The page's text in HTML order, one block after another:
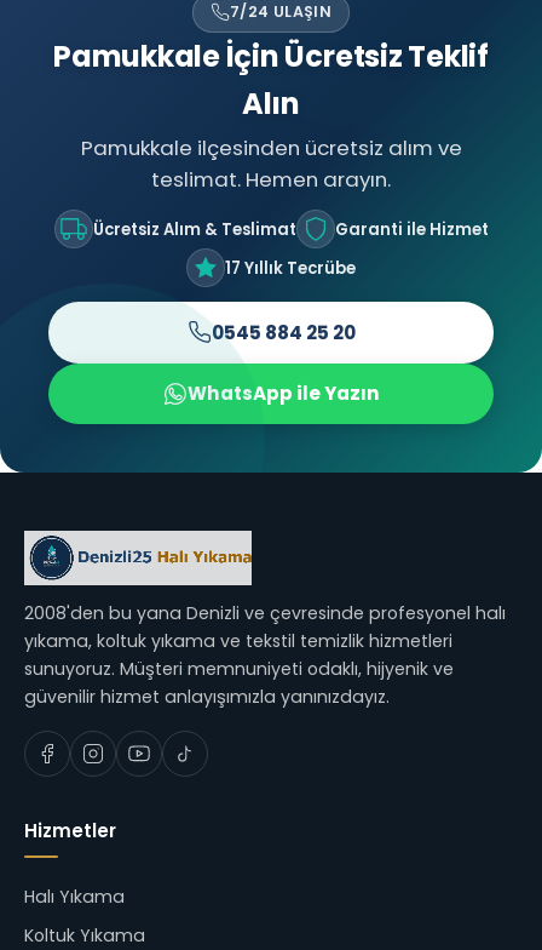
7/24 ULAŞIN
Pamukkale İçin Ücretsiz Teklif
Alın
Pamukkale ilçesinden ücretsiz alım ve
teslimat. Hemen arayın.
Ücretsiz Alım & Teslimat
Garanti ile Hizmet
17 Yıllık Tecrübe
0545 884 25 20
WhatsApp ile Yazın
2008'den bu yana Denizli ve çevresinde profesyonel halı
yıkama, koltuk yıkama ve tekstil temizlik hizmetleri
sunuyoruz. Müşteri memnuniyeti odaklı, hijyenik ve
güvenilir hizmet anlayışımızla yanınızdayız.
Hizmetler
Halı Yıkama
Koltuk Yıkama